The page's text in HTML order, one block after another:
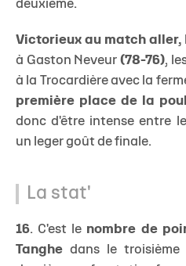
deuxième.
Victorieux au match aller,
à Gaston Neveur(78-76),
à la Trocardière avec la
première place de la
donc d'être intense entre
un leger goût de finale.
La stat'
16. C'est le nombre de
Tanghe dans le